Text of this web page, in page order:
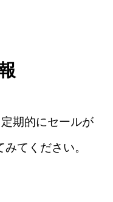
期的にセールが
てください。